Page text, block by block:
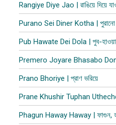
Rangiye Diye Jao | রাঙিয়ে দিয়ে
Purano Sei Diner Kotha | পুরানো
Pub Hawate Dei Dola | পুব​-
Premero Joyare Bhasabo
Prano Bhoriye | প্রাণ ভরিয়ে
Prane Khushir Tuphan Utheche |
Phagun Haway Haway | ফাগুন,